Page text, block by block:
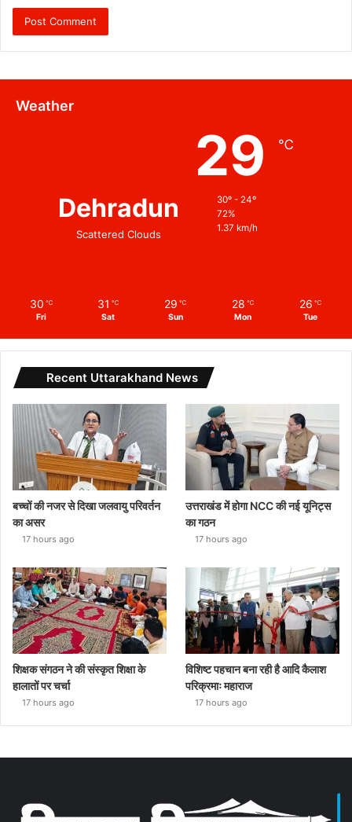
Weather
Dehradun
Scattered Clouds
29 ℃
30º - 24º
72%
1.37 km/h
30 ℃
Fri
31 ℃
Sat
29 ℃
Sun
28 ℃
Mon
26 ℃
Tue
Recent Uttarakhand News
बच्चों की नजर से दिखा जलवायु परिवर्तन
का असर
17 hours ago
उत्तराखंड में होगा NCC की नई यूनिट्स
का गठन
17 hours ago
शिक्षक संगठन ने की संस्कृत शिक्षा के
हालातों पर चर्चा
17 hours ago
विशिष्ट पहचान बना रही है आदि कैलाश
परिक्रमाः महाराज
17 hours ago